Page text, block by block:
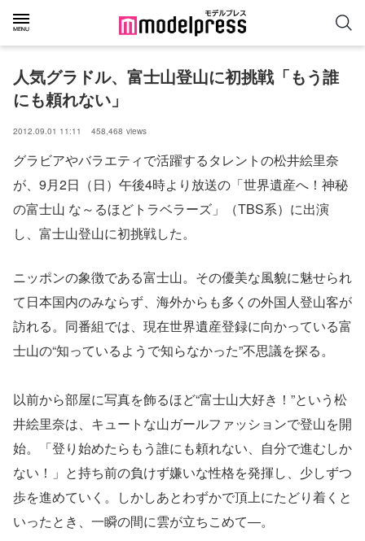
人気グラドル、富士山登山に初挑戦「もう誰
にも頼れない」
2012.09.01 11:11 458,468 views
グラビアやバラエティで活躍するタレントの松井絵里奈
が、9月2日（日）午後4時より放送の「世界遺産へ！神秘
の富士山 な～るほどトラベラーズ」（TBS系）に出演
し、富士山登山に初挑戦した。
ニッポンの象徴である富士山。その優美な風貌に魅せられ
て日本国内のみならず、海外からも多くの外国人登山客が
訪れる。同番組では、現在世界遺産登録に向かっている富
士山の“知っているようで知らなかった”不思議を探る。
以前から部屋に写真を飾るほど“富士山大好き！”という松
井絵里奈は、キュートな山ガールファッションで登山を開
始。「登り始めたらもう誰にも頼れない、自分で進むしか
ない！」と持ち前の負けず嫌いな性格を発揮し、少しずつ
歩を進めていく。しかしあとわずかで頂上にたどり着くと
いったとき、一瞬の間に雲が立ちこめて―。